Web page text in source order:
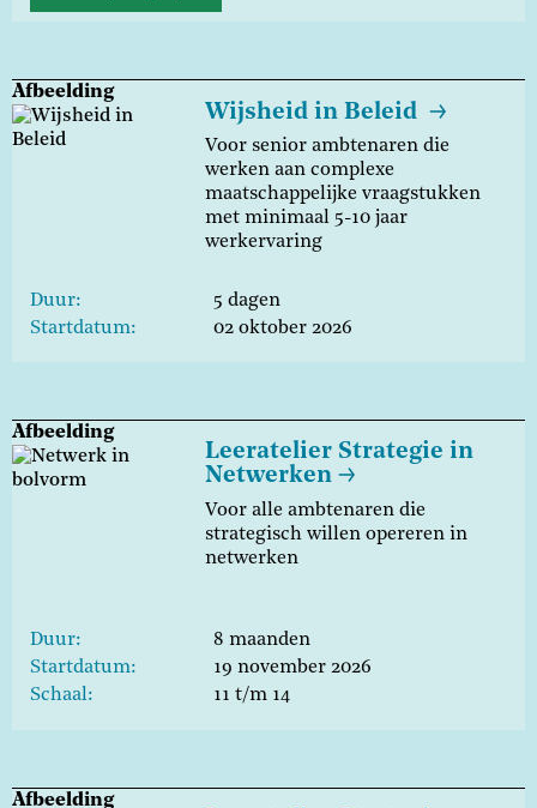
Afbeelding
Wijsheid in Beleid
Voor senior ambtenaren die
werken aan complexe
maatschappelijke vraagstukken
met minimaal 5-10 jaar
werkervaring
Duur
5 dagen
Startdatum
02 oktober 2026
Afbeelding
Leeratelier Strategie in
Netwerken
Voor alle ambtenaren die
strategisch willen opereren in
netwerken
Duur
8 maanden
Startdatum
19 november 2026
Schaal
11 t/m 14
Afbeelding